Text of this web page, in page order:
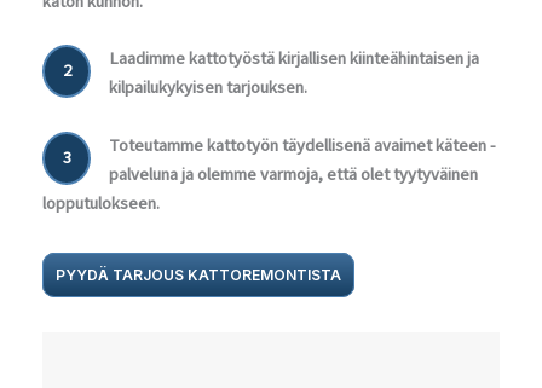
2
Laadimme kattotyöstä kirjallisen kiinteähintaisen ja
kilpailukykyisen tarjouksen.
3
Toteutamme kattotyön täydellisenä avaimet käteen -
palveluna ja olemme varmoja, että olet tyytyväinen
lopputulokseen.
PYYDÄ TARJOUS KATTOREMONTISTA